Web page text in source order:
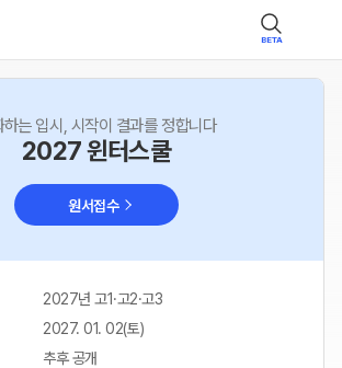
BETA
하는 입시, 시작이 결과를 정합니다
2027 윈터스쿨
원서접수
2027년 고1·고2·고3
2027. 01. 02(토)
추후 공개